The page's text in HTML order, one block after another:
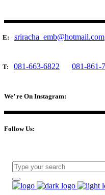
E: sriracha_emb@hotmail.com
T: 081-663-6822 081-861-
We’ re On Instagram:
Follow Us: